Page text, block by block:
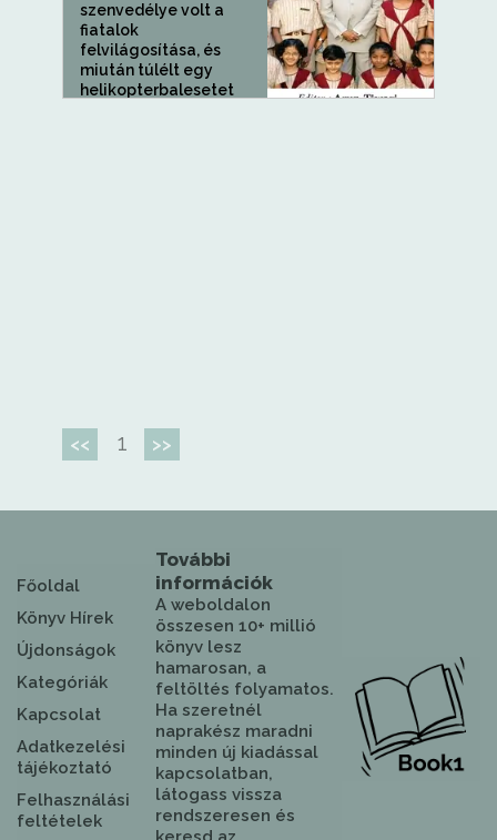
szenvedélye volt a
fiatalok
felvilágosítása, és
miután túlélt egy
helikopterbalesetet
<< 1 >>
Főoldal
Könyv Hírek
Újdonságok
Kategóriák
Kapcsolat
Adatkezelési
tájékoztató
Felhasználási
feltételek
További
információk
A weboldalon
összesen 10+ millió
könyv lesz
hamarosan, a
feltöltés folyamatos.
Ha szeretnél
naprakész maradni
minden új kiadással
kapcsolatban,
látogass vissza
rendszeresen és